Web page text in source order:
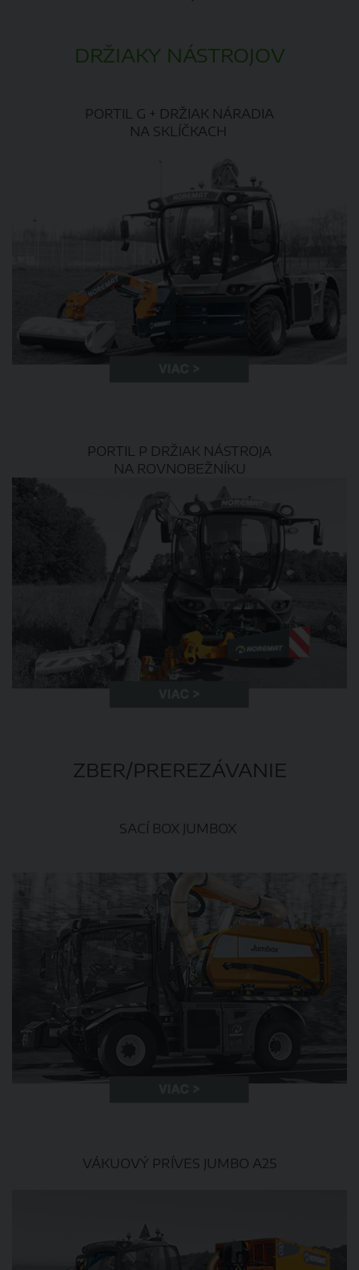
DRŽIAKY NÁSTROJOV
PORTIL G + DRŽIAK NÁRADIA
NA SKLÍČKACH
PORTIL P DRŽIAK NÁSTROJA
NA ROVNOBEŽNÍKU​​​​​​
ZBER/PREREZÁVANIE
SACÍ BOX JUMBOX
VÁKUOVÝ PRÍVES JUMBO A25